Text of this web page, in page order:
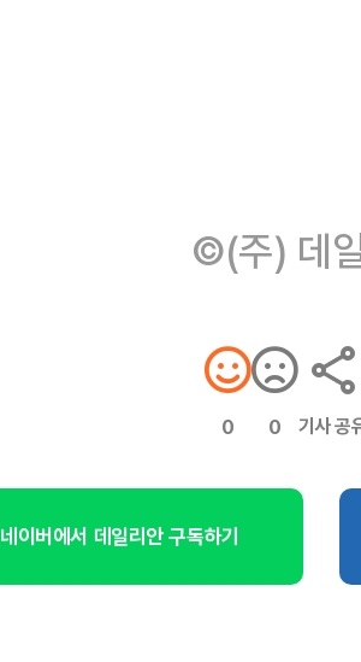
©(주) 데
0 0 기사 공
네이버에서 데일리안 구독하기